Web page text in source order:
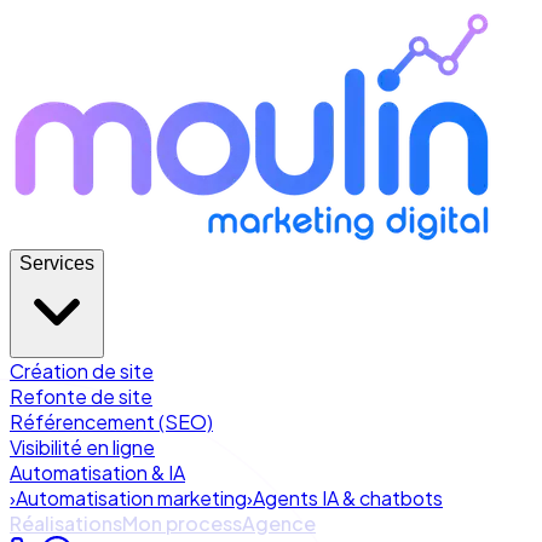
Services
Création de site
Refonte de site
Référencement (SEO)
Visibilité en ligne
Automatisation & IA
›Automatisation marketing›Agents IA & chatbots
RéalisationsMon processAgence